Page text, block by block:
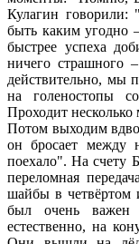
Кулагин говорили:
быть каким угодно
быстрее успеха
ничего страшного
действительно, мы
на голеностопы
Проходит
Потом выходим
он бросает
поехало". На счету
переломная
шайбы в четвёртом
был очень важен
естественно, на